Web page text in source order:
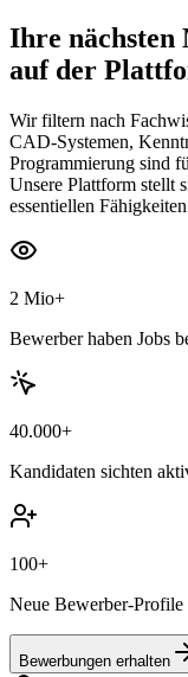
Ihre nächsten
auf der
Wir filtern nach
CAD-Systemen,
Programmierung sind
Unsere Plattform stellt
essentiellen
2 Mio+
Bewerber haben Jobs
40.000+
Kandidaten sichten
100+
Neue Bewerber-
Bewerbungen erhalten